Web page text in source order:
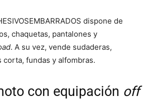
dispone de
chaquetas, pantalones y
. A su vez, vende sudaderas,
corta, fundas y alfombras.
con equipación off